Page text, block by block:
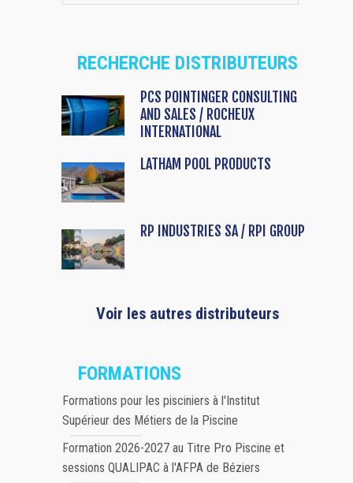
RECHERCHE DISTRIBUTEURS
PCS POINTINGER CONSULTING
AND SALES / ROCHEUX
INTERNATIONAL
LATHAM POOL PRODUCTS
RP INDUSTRIES SA / RPI GROUP
Voir les autres distributeurs
FORMATIONS
Formations pour les pisciniers à l'Institut
Supérieur des Métiers de la Piscine
Formation 2026-2027 au Titre Pro Piscine et
sessions QUALIPAC à l'AFPA de Béziers